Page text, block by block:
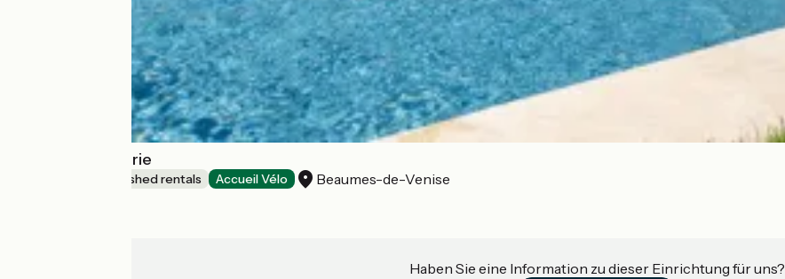
Le Clos de la Borie
Lodgings and furnished rentals Accueil Vélo Beaumes-de-Venise
Haben Sie eine Information zu dieser Einrichtung für uns?